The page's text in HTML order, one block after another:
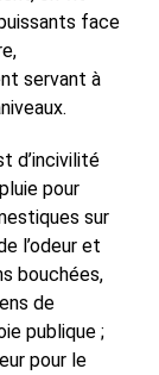
face
servant à
d’incivilité
pour
sur
l’odeur et
bouchées,
de
publique ;
pour le